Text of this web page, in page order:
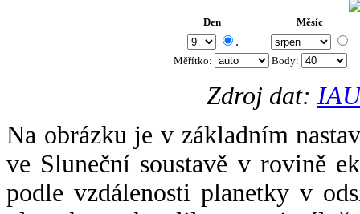
Den Měsíc
.
Měřítko: Body:
Zdroj dat:
Na obrázku je v základním
ve Sluneční soustavě v rovině
podle vzdálenosti planetky v